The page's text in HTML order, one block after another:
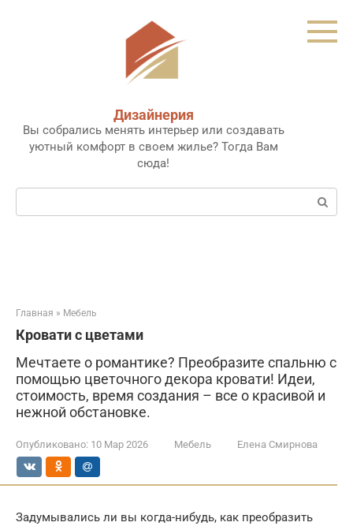
Дизайнерия
Вы собрались менять интерьер или создавать
уютный комфорт в своем жилье? Тогда Вам
сюда!
Поиск:
Главная » Мебель
Кровати с цветами
Мечтаете о романтике? Преобразите спальню с
помощью цветочного декора кровати! Идеи,
стоимость, время создания – все о красивой и
нежной обстановке.
Опубликовано: 10 Мар 2026 Мебель Елена Смирнова
Задумывались ли вы когда-нибудь, как преобразить